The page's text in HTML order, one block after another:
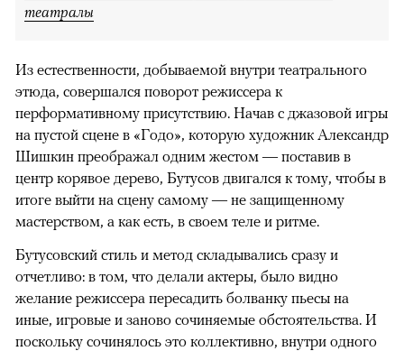
театралы
Из естественности, добываемой внутри театрального
этюда, совершался поворот режиссера к
перформативному присутствию. Начав с джазовой игры
на пустой сцене в «Годо», которую художник Александр
Шишкин преображал одним жестом — поставив в
центр корявое дерево, Бутусов двигался к тому, чтобы в
итоге выйти на сцену самому — не защищенному
мастерством, а как есть, в своем теле и ритме.
Бутусовский стиль и метод складывались сразу и
отчетливо: в том, что делали актеры, было видно
желание режиссера пересадить болванку пьесы на
иные, игровые и заново сочиняемые обстоятельства. И
поскольку сочинялось это коллективно, внутри одного